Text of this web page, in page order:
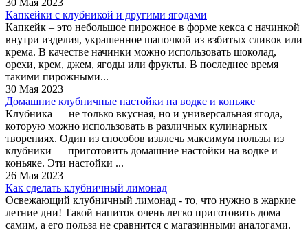
30 Мая 2023
Капкейки с клубникой и другими ягодами
Капкейк – это небольшое пирожное в форме кекса с начинкой
внутри изделия, украшенное шапочкой из взбитых сливок или
крема. В качестве начинки можно использовать шоколад,
орехи, крем, джем, ягоды или фрукты. В последнее время
такими пирожными...
30 Мая 2023
Домашние клубничные настойки на водке и коньяке
Клубника — не только вкусная, но и универсальная ягода,
которую можно использовать в различных кулинарных
творениях. Один из способов извлечь максимум пользы из
клубники — приготовить домашние настойки на водке и
коньяке. Эти настойки ...
26 Мая 2023
Как сделать клубничный лимонад
Освежающий клубничный лимонад - то, что нужно в жаркие
летние дни! Такой напиток очень легко приготовить дома
самим, а его польза не сравнится с магазинными аналогами.